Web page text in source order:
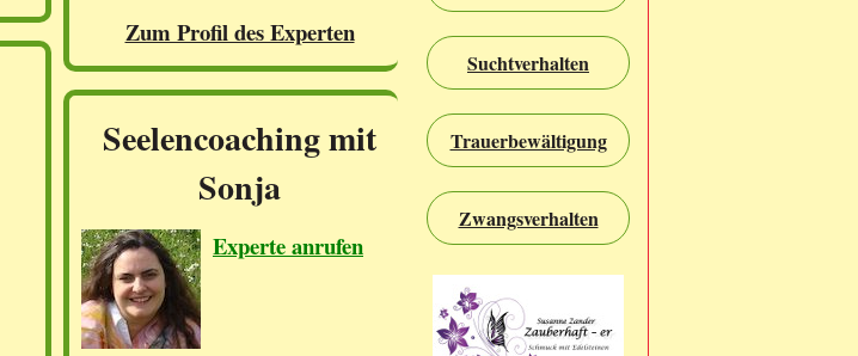
Suchtverhalten
Trauerbewältigung
Zwangsverhalten
Zum Profil des Experten
Seelencoaching mit
Sonja
Experte anrufen